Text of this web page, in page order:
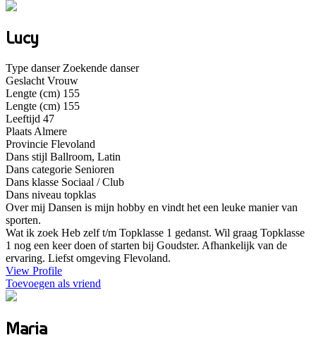
Lucy
Type danser Zoekende danser
Geslacht Vrouw
Lengte (cm) 155
Lengte (cm) 155
Leeftijd 47
Plaats Almere
Provincie Flevoland
Dans stijl Ballroom, Latin
Dans categorie Senioren
Dans klasse Sociaal / Club
Dans niveau topklas
Over mij Dansen is mijn hobby en vindt het een leuke manier van
sporten.
Wat ik zoek Heb zelf t/m Topklasse 1 gedanst. Wil graag Topklasse
1 nog een keer doen of starten bij Goudster. Afhankelijk van de
ervaring. Liefst omgeving Flevoland.
View Profile
Toevoegen als vriend
Maria